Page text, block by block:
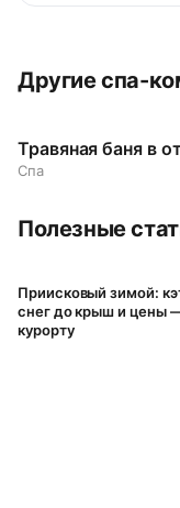
Другие спа-
Травяная баня в
Спа
Полезные
Приисковый зимой:
снег до крыш и цены
курорту